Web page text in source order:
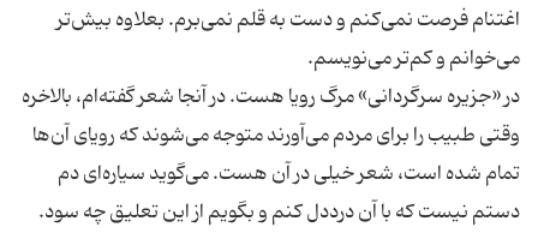
اغتنام فرصت نمی‌کنم و دست به قلم نمی‌برم. بعلاوه بیش‌تر
در «جزیره سرگردانی» مرگ رویا هست. در آنجا شعر گفته‌ام، بالاخره
وقتی طبیب را برای مردم می‌آورند متوجه می‌شوند که رویای آن‌ها
تمام شده است، شعر خیلی در آن هست. می‌گوید سیاره‌ای دم